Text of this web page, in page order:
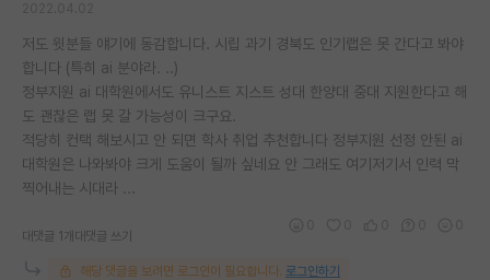
저도 윗분들 얘기에 동감합니다. 시립 과기 경북도 인기랩은 못 간다고 봐야
합니다 (특히 ai 분야라. ..)
정부지원 ai 대학원에서도 유니스트 지스트 성대 한양대 중대 지원한다고 해
도 괜찮은 랩 못 갈 가능성이 크구요.
적당히 컨택 해보시고 안 되면 학사 취업 추천합니다 정부지원 선정 안된 ai
대학원은 나와봐야 크게 도움이 될까 싶네요 안 그래도 여기저기서 인력 막
찍어내는 시대라 ...
대댓글 1개 대댓글 쓰기
해당 댓글을 보려면 로그인이 필요합니다. 로그인하기